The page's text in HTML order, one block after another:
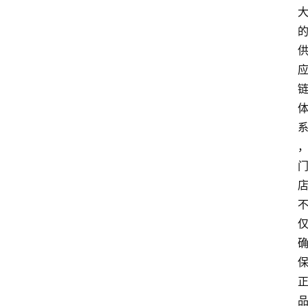
大
的
供
应
链
体
系
，
门
店
不
仅
确
保
正
品